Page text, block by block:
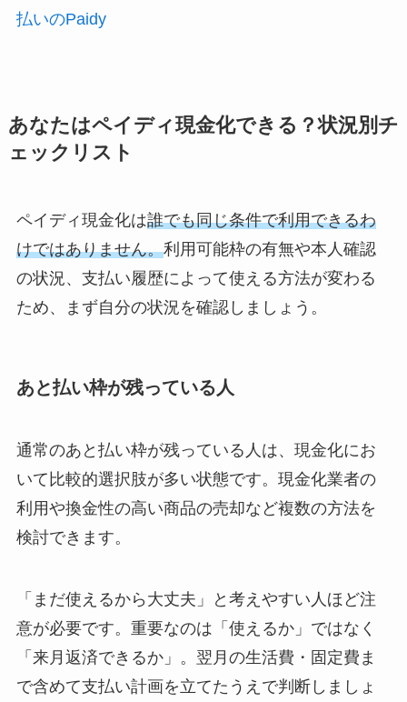
払いのPaidy
あなたはペイディ現金化できる？状況別チ
ェックリスト
ペイディ現金化は誰でも同じ条件で利用できるわ
けではありません。利用可能枠の有無や本人確認
の状況、支払い履歴によって使える方法が変わる
ため、まず自分の状況を確認しましょう。
あと払い枠が残っている人
通常のあと払い枠が残っている人は、現金化にお
いて比較的選択肢が多い状態です。現金化業者の
利用や換金性の高い商品の売却など複数の方法を
検討できます。
「まだ使えるから大丈夫」と考えやすい人ほど注
意が必要です。重要なのは「使えるか」ではなく
「来月返済できるか」。翌月の生活費・固定費ま
で含めて支払い計画を立てたうえで判断しましょ